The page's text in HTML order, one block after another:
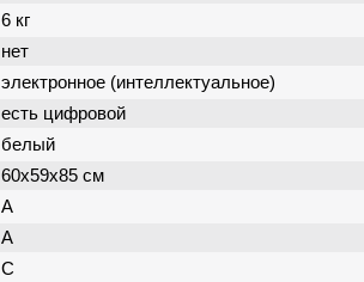
6 кг
нет
электронное (интеллектуальное)
есть цифровой
белый
60x59x85 см
A
A
C